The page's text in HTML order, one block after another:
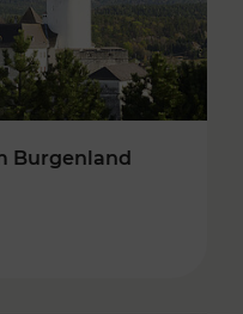
Burgenland